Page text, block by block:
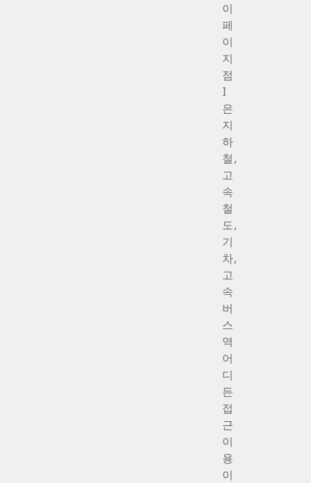
이
페
이
지
점
I
은
지
하
철,
고
속
철
도,
기
차,
고
속
버
스
역
어
디
든
접
근
이
용
이